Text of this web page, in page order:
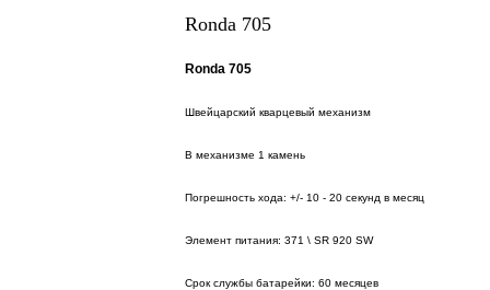
Ronda 705
Ronda 705
Швейцарский кварцевый механизм
В механизме 1 камень
Погрешность хода: +/- 10 - 20 секунд в месяц
Элемент питания: 371 \ SR 920 SW
Срок службы батарейки: 60 месяцев